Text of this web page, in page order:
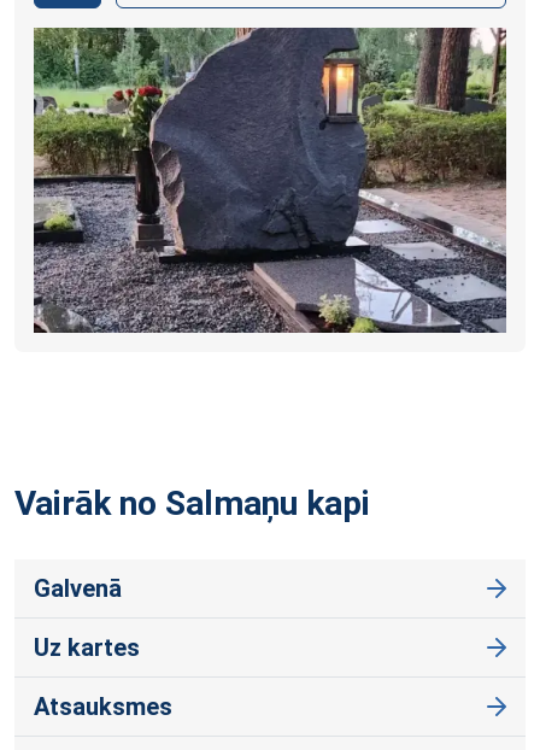
Vairāk no Salmaņu kapi
Galvenā
Uz kartes
Atsauksmes